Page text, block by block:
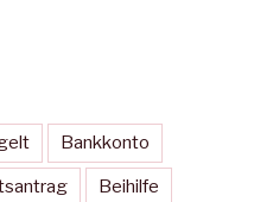
Bankkonto
Beihilfe